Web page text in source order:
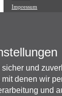
und
denen wir
und
Impressum
Retouren /
Allgemeine
Allgemeine
Versandkosten
Zahlungsarten